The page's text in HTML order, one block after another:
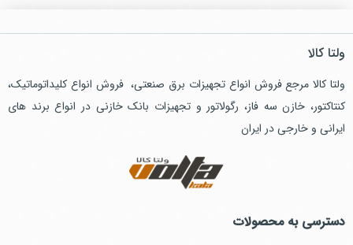
ولتا کالا
ولتا کالا مرجع فروش انواع تجهیزات برق صنعتی، فروش انواع کلیداتوماتیک،
کنتاکتور، خازن سه فاز، رگولاتور و تجهیزات بانک خازنی در انواع برند های
ایرانی و خارجی در ایران
دسترسی به محصولات